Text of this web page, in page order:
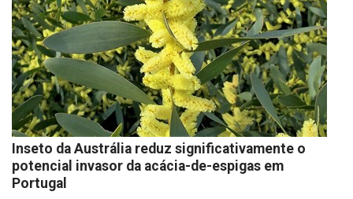
Inseto da Austrália reduz significativamente o
potencial invasor da acácia-de-espigas em
Portugal